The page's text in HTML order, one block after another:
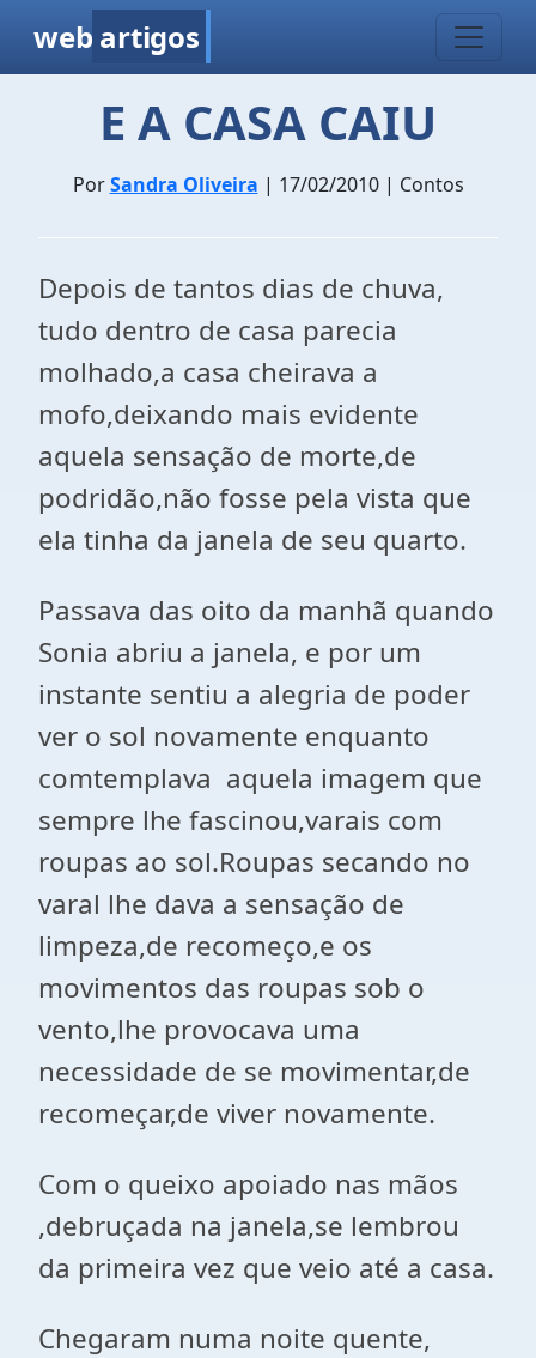
web artigos
E A CASA CAIU
PorSandra Oliveira | 17/02/2010 | Contos
Depois de tantos dias de chuva,
tudo dentro de casa parecia
molhado,a casa cheirava a
mofo,deixando mais evidente
aquela sensação de morte,de
podridão,não fosse pela vista que
ela tinha da janela de seu quarto.
Passava das oito da manhã quando
Sonia abriu a janela, e por um
instante sentiu a alegria de poder
ver o sol novamente enquanto
comtemplava aquela imagem que
sempre lhe fascinou,varais com
roupas ao sol.Roupas secando no
varal lhe dava a sensação de
limpeza,de recomeço,e os
movimentos das roupas sob o
vento,lhe provocava uma
necessidade de se movimentar,de
recomeçar,de viver novamente.
Com o queixo apoiado nas mãos
,debruçada na janela,se lembrou
da primeira vez que veio até a casa.
Chegaram numa noite quente,